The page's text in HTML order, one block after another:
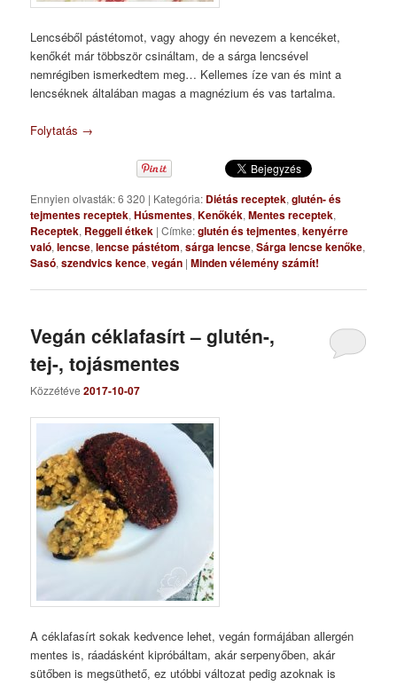
Lencséből pástétomot, vagy ahogy én nevezem a kencéket,
kenőkét már többször csináltam, de a sárga lencsével
nemrégiben ismerkedtem meg… Kellemes íze van és mint a
lencséknek általában magas a magnézium és vas tartalma.
Folytatás →
Ennyien olvasták: 6 320 | Kategória: Diétás receptek,glutén- és
tejmentes receptek,Húsmentes,Kenőkék,Mentes receptek,
Receptek, Reggeli étkek |Címke:glutén és tejmentes,kenyérre
való,lencse,lencse pástétom,sárga lencse,Sárga lencse kenőke,
Sasó,szendvics kence,vegán |Minden vélemény számít!
Vegán céklafasírt – glutén-,
tej-, tojásmentes
Közzétéve2017-10-07
A céklafasírt sokak kedvence lehet, vegán formájában allergén
mentes is, ráadásként kipróbáltam, akár serpenyőben, akár
sütőben is megsüthető, ez utóbbi változat pedig azoknak is